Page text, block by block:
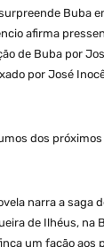
Buba
afirma
de Buba por
por José
dos
narra a saga
de Ilhéus, na
um facão aos